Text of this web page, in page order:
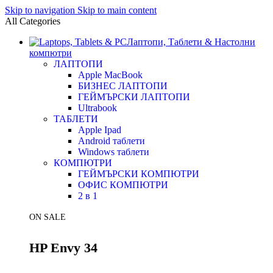
Skip to navigation Skip to main content
All Categories
Лаптопи, Таблети & Настолни
компютри
ЛАПТОПИ
Apple MacBook
БИЗНЕС ЛАПТОПИ
ГЕЙМЪРСКИ ЛАПТОПИ
Ultrabook
ТАБЛЕТИ
Apple Ipad
Android таблети
Windows таблети
КОМПЮТРИ
ГЕЙМЪРСКИ КОМПЮТРИ
ОФИС КОМПЮТРИ
2 в 1
ON SALE
HP Envy 34